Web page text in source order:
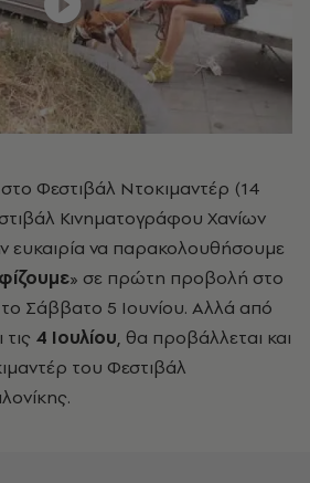
Φεστιβάλ Ντοκιμαντέρ (14
Κινηματογράφου Χανίων
ευκαιρία να παρακολουθήσουμε
» σε πρώτη προβολή στο
Σάββατο 5 Ιουνίου. Αλλά από
τις 4 Ιουλίου, θα προβάλλεται και
του Φεστιβάλ